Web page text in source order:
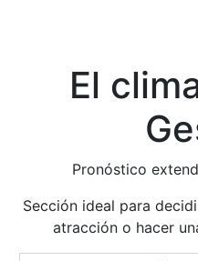
El
Pronóstico
Sección ideal para
atracción o hacer